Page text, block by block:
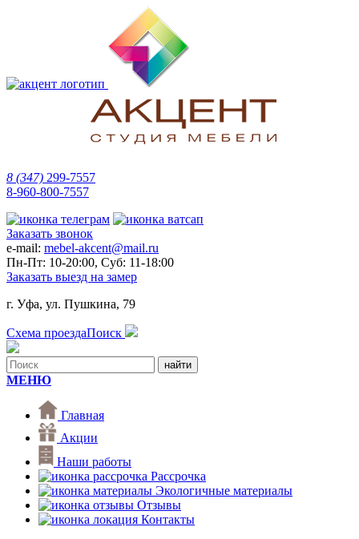
8 (347) 299-7557
8-960-800-7557
Заказать звонок
e-mail: mebel-akcent@mail.ru
Пн-Пт: 10-20:00, Суб: 11-18:00
Заказать выезд на замер
г. Уфа, ул. Пушкина, 79
Схема проездаПоиск
МЕНЮ
Главная
Акции
Наши работы
Рассрочка
Экологичные материалы
Отзывы
Контакты